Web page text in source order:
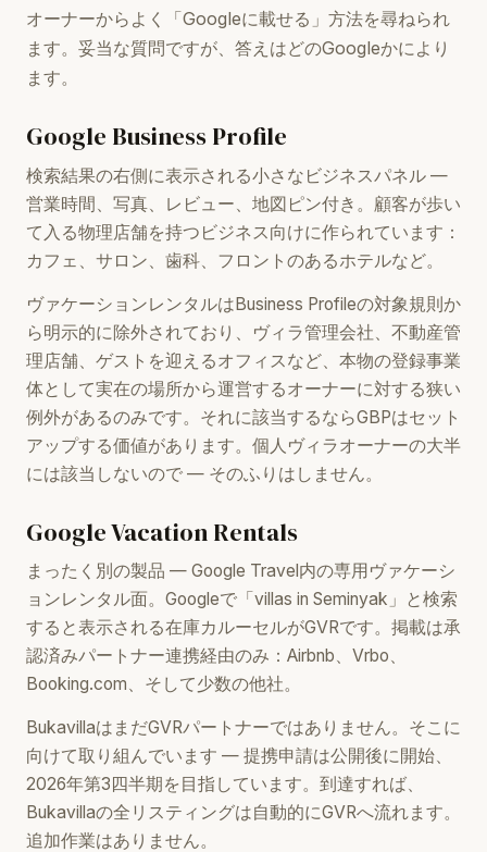
オーナーからよく「Googleに載せる」方法を尋ねられ
ます。妥当な質問ですが、答えはどのGoogleかにより
ます。
Google Business Profile
検索結果の右側に表示される小さなビジネスパネル —
営業時間、写真、レビュー、地図ピン付き。顧客が歩い
て入る物理店舗を持つビジネス向けに作られています：
カフェ、サロン、歯科、フロントのあるホテルなど。
ヴァケーションレンタルはBusiness Profileの対象規則か
ら明示的に除外されており、ヴィラ管理会社、不動産管
理店舗、ゲストを迎えるオフィスなど、本物の登録事業
体として実在の場所から運営するオーナーに対する狭い
例外があるのみです。それに該当するならGBPはセット
アップする価値があります。個人ヴィラオーナーの大半
には該当しないので — そのふりはしません。
Google Vacation Rentals
まったく別の製品 — Google Travel内の専用ヴァケーシ
ョンレンタル面。Googleで「villas in Seminyak」と検索
すると表示される在庫カルーセルがGVRです。掲載は承
認済みパートナー連携経由のみ：Airbnb、Vrbo、
Booking.com、そして少数の他社。
BukavillaはまだGVRパートナーではありません。そこに
向けて取り組んでいます — 提携申請は公開後に開始、
2026年第3四半期を目指しています。到達すれば、
Bukavillaの全リスティングは自動的にGVRへ流れます。
追加作業はありません。